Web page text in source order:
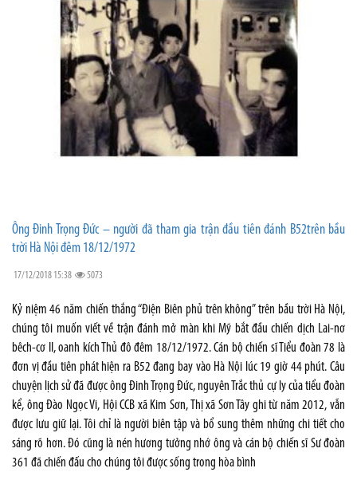
Ông Đinh Trọng Đức – người đã tham gia trận đầu tiên đánh B52trên bầu
trời Hà Nội đêm 18/12/1972
17/12/2018 15:38 5073
Kỷ niệm 46 năm chiến thắng “Điện Biên phủ trên không” trên bầu trời Hà Nội,
chúng tôi muốn viết về trận đánh mở màn khi Mỹ bắt đầu chiến dịch Lai-nơ
bêch-cơ II, oanh kích Thủ đô đêm 18/12/1972. Cán bộ chiến sĩ Tiểu đoàn 78 là
đơn vị đầu tiên phát hiện ra B52 đang bay vào Hà Nội lúc 19 giờ 44 phút. Câu
chuyện lịch sử đã được ông Đinh Trọng Đức, nguyên Trắc thủ cự ly của tiểu đoàn
kể, ông Đào Ngọc Vi, Hội CCB xã Kim Sơn, Thị xã Sơn Tây ghi từ năm 2012, vẫn
được lưu giữ lại. Tôi chỉ là người biên tập và bổ sung thêm những chi tiết cho
sáng rõ hơn. Đó cũng là nén hương tưởng nhớ ông và cán bộ chiến sĩ Sư đoàn
361 đã chiến đấu cho chúng tôi được sống trong hòa bình